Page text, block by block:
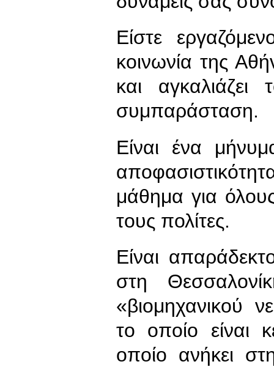
Είστε
κοινωνία της
και
συμπαράσταση.
Είναι ένα
μάθημα για
τους πολίτες.
Είναι
στη
«βιομηχανικού
το οποίο είναι
οποίο ανήκει